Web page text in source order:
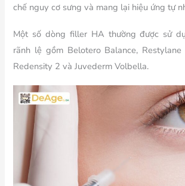
chế nguy cơ sưng và mang lại hiệu ứng tự
Một số dòng filler HA thường được sử
rãnh lệ gồm Belotero Balance, Restylane
Redensity 2 và Juvederm Volbella.